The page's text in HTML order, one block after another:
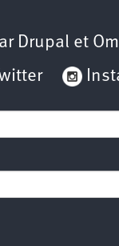
Drupal et